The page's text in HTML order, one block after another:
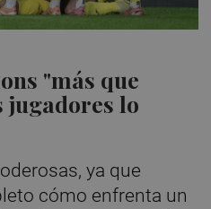
"más que
jugadores lo
ya que
cómo enfrenta un